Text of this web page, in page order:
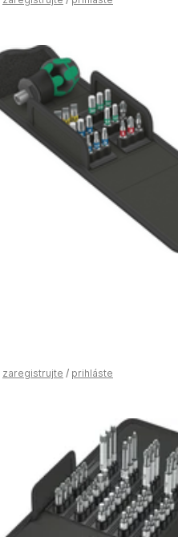
zaregistrujte / prihláste